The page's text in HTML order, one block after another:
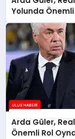
Yolunda Önemli
Arda Güler,
Önemli Rol